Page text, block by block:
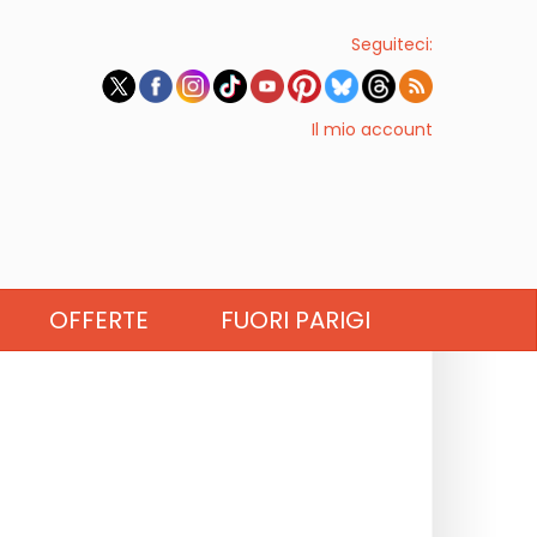
Seguiteci:
Il mio account
OFFERTE FUORI PARIGI